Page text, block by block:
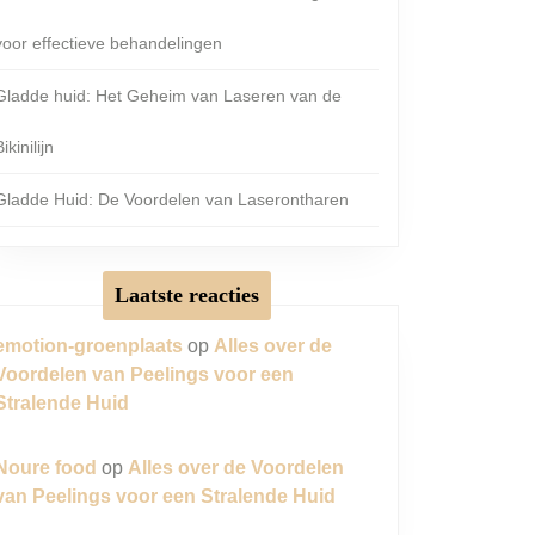
effectieve behandelingen
huid: Het Geheim van Laseren van de
Huid: De Voordelen van Laserontharen
Laatste reacties
groenplaats op Alles over de
van Peelings voor een
Huid
food op Alles over de Voordelen
Peelings voor een Stralende Huid